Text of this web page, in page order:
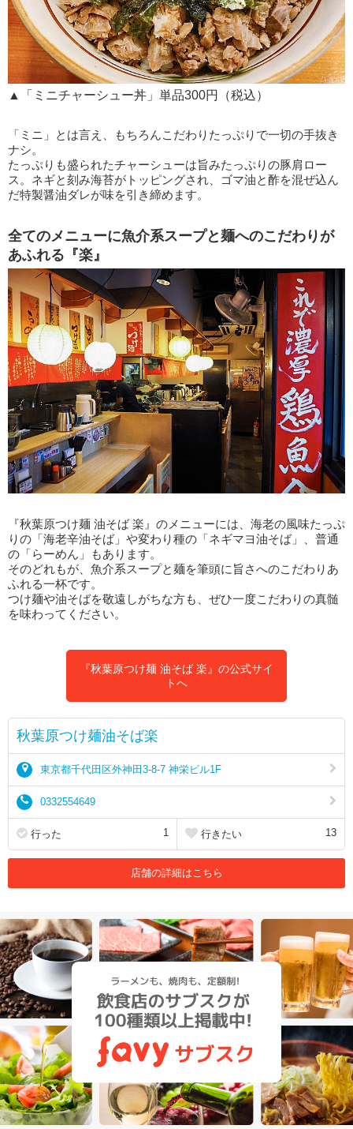
▲「ミニチャーシュー丼」単品300円（税込）
「ミニ」とは言え、もちろんこだわりたっぷりで一切の手抜き
ナシ。
たっぷりも盛られたチャーシューは旨みたっぷりの豚肩ロー
ス。ネギと刻み海苔がトッピングされ、ゴマ油と酢を混ぜ込ん
だ特製醤油ダレが味を引き締めます。
全てのメニューに魚介系スープと麺へのこだわりが
あふれる『楽』
『秋葉原つけ麺 油そば 楽』のメニューには、海老の風味たっぷ
りの「海老辛油そば」や変わり種の「ネギマヨ油そば」、普通
の「らーめん」もあります。
そのどれもが、魚介系スープと麺を筆頭に旨さへのこだわりあ
ふれる一杯です。
つけ麺や油そばを敬遠しがちな方も、ぜひ一度こだわりの真髄
を味わってください。
『秋葉原つけ麺 油そば 楽』の公式サイ
トへ
秋葉原つけ麺油そば楽
東京都千代田区外神田3-8-7 神栄ビル1F
0332554649
行った 1 行きたい 13
店舗の詳細はこちら